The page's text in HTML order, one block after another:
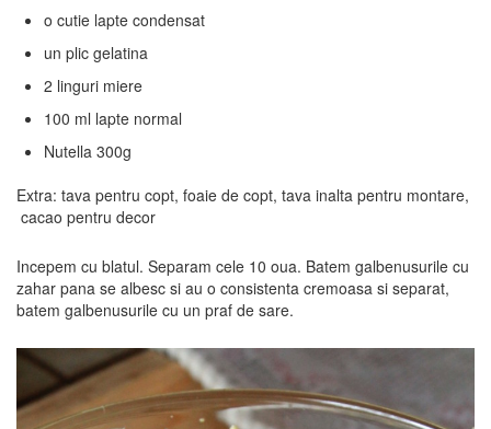
o cutie lapte condensat
un plic gelatina
2 linguri miere
100 ml lapte normal
Nutella 300g
Extra: tava pentru copt, foaie de copt, tava inalta pentru montare,
cacao pentru decor
Incepem cu blatul. Separam cele 10 oua. Batem galbenusurile cu
zahar pana se albesc si au o consistenta cremoasa si separat,
batem galbenusurile cu un praf de sare.